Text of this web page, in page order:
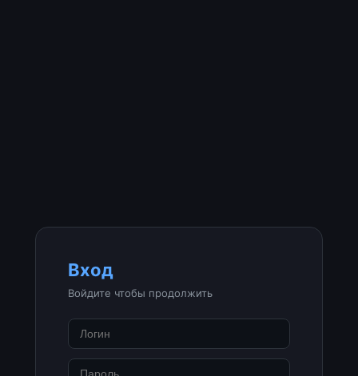
Вход
Войдите чтобы продолжить